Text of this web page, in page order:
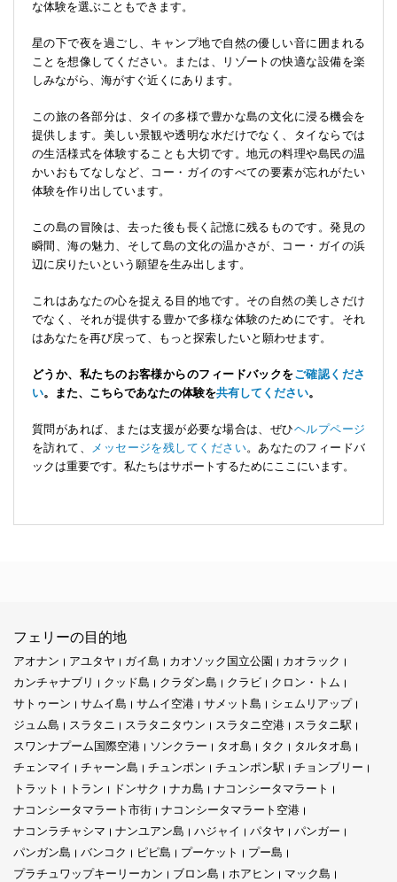
な体験を選ぶこともできます。
星の下で夜を過ごし、キャンプ地で自然の優しい音に囲まれる
ことを想像してください。または、リゾートの快適な設備を楽
しみながら、海がすぐ近くにあります。
この旅の各部分は、タイの多様で豊かな島の文化に浸る機会を
提供します。美しい景観や透明な水だけでなく、タイならでは
の生活様式を体験することも大切です。地元の料理や島民の温
かいおもてなしなど、コー・ガイのすべての要素が忘れがたい
体験を作り出しています。
この島の冒険は、去った後も長く記憶に残るものです。発見の
瞬間、海の魅力、そして島の文化の温かさが、コー・ガイの浜
辺に戻りたいという願望を生み出します。
これはあなたの心を捉える目的地です。その自然の美しさだけ
でなく、それが提供する豊かで多様な体験のためにです。それ
はあなたを再び戻って、もっと探索したいと願わせます。
どうか、私たちのお客様からのフィードバックをご確認くださ
い。また、こちらであなたの体験を共有してください。
質問があれば、または支援が必要な場合は、ぜひヘルプページ
を訪れて、
メッセージを残してください。あなたのフィードバ
ックは重要です。私たちはサポートするためにここにいます。
フェリーの目的地
アオナン アユタヤ ガイ島 カオソック国立公園
カオラック
カンチャナブリ
クッド島 クラダン島 クラビ
クロン・トム
サトゥーン
サムイ島 サムイ空港 サメット島
シェムリアップ
ジュム島
スラタニ スラタニタウン スラタニ空港
スラタニ駅
スワンナプーム国際空港
ソンクラー タオ島 タク
タルタオ島
チェンマイ
チャーン島 チュンポン チュンポン駅
チョンブリー
トラット
トラン ドンサク ナカ島
ナコンシータマラート
ナコンシータマラート市街
ナコンシータマラート空港
ナコンラチャシマ
ナンユアン島 ハジャイ パタヤ
パンガー
パンガン島
バンコク ピピ島 プーケット
プー島
プラチュワップキーリーカン
ブロン島 ホアヒン
マック島